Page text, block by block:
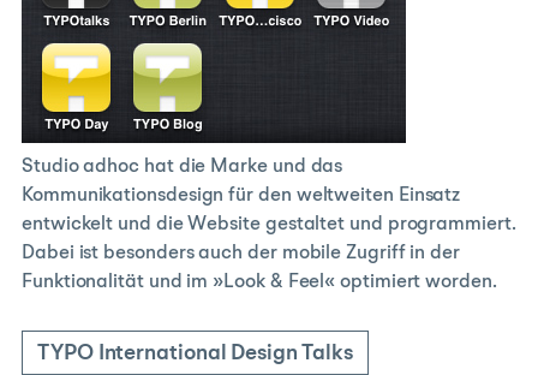
Studio adhoc hat die Marke und das
Kommunikationsdesign für den weltweiten Einsatz
entwickelt und die Website gestaltet und programmiert.
Dabei ist besonders auch der mobile Zugriff in der
Funktionalität und im »Look & Feel« optimiert worden.
TYPO International Design Talks